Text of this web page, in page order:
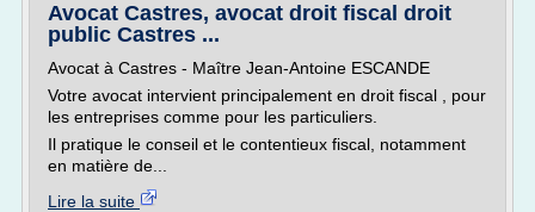
Avocat Castres, avocat droit fiscal droit
public Castres ...
Avocat à Castres - Maître Jean-Antoine ESCANDE
Votre avocat intervient principalement en droit fiscal , pour
les entreprises comme pour les particuliers.
Il pratique le conseil et le contentieux fiscal, notamment
en matière de...
Lire la suite